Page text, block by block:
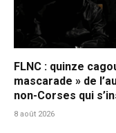
FLNC : quinze
mascarade » de
non-Corses qui
8 août 2026